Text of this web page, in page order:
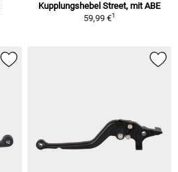
Kupplungshebel Street, mit ABE
59,99 €1